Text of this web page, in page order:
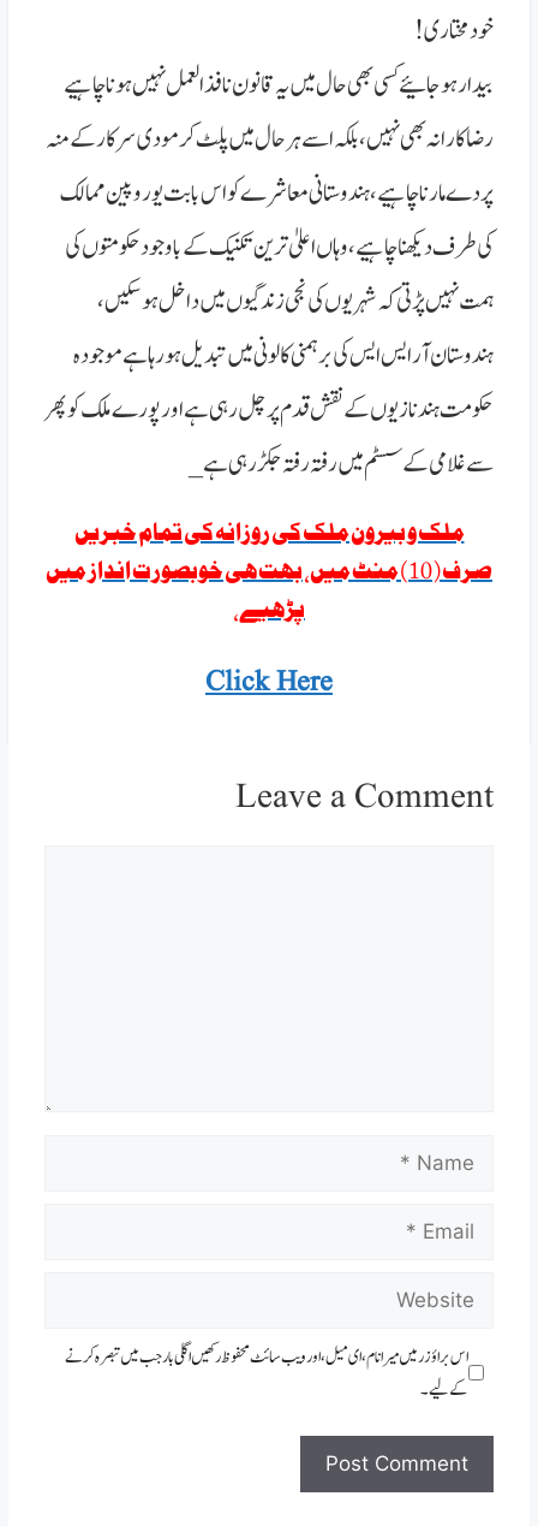
خودمختاری!
بیدار ہوجائیے کسی بھی حال میں یہ قانون نافذالعمل نہیں ہونا چاہیے
رضاکارانہ بھی نہیں، بلکہ اسے ہرحال میں پلٹ کر مودی سرکار کے منہ
پر دے مارنا چاہیے، ہندوستانی معاشرے کو اس بابت یوروپین ممالک
کی طرف دیکھنا چاہیے، وہاں اعلیٰ ترین تکنیک کےباوجود حکومتوں کی
ہمت نہیں پڑتی کہ شہریوں کی نجی زندگیوں میں داخل ہوسکیں،
ہندوستان آر ایس ایس کی برہمنی کالونی میں تبدیل ہورہاہے موجودہ
حکومت ہند نازیوں کے نقش قدم پر چل رہی ہے اور پورے ملک کو پھر
سے غلامی کے سسٹم میں رفتہ رفتہ جکڑ رہی ہے_
ملک و بیرون ملک کی روزانہ کی تمام خبریں
صرف( 10) منٹ میں، بہت ہی خوبصورت انداز میں
پڑھیے،
Click Here
Leave a Comment
Email
Website
اس براؤزر میں میرا نام، ای میل، اور ویب سائٹ محفوظ رکھیں اگلی بار جب میں تبصرہ کرنے
کےلیے۔